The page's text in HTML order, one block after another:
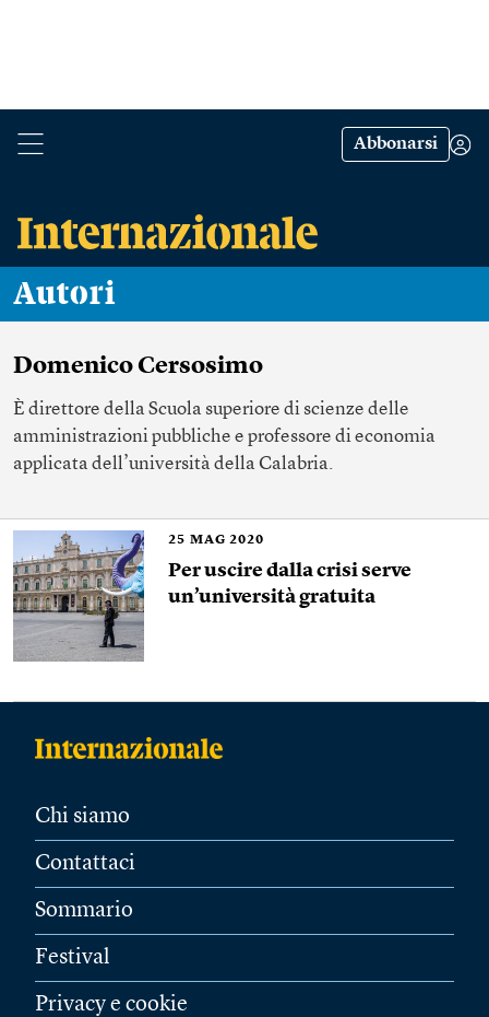
Abbonarsi
Autori
Domenico Cersosimo
È direttore della Scuola superiore di scienze delle
amministrazioni pubbliche e professore di economia
applicata dell’università della Calabria.
25 MAG 2020
Per uscire dalla crisi serve
un’università gratuita
Chi siamo
Contattaci
Sommario
Festival
Privacy e cookie